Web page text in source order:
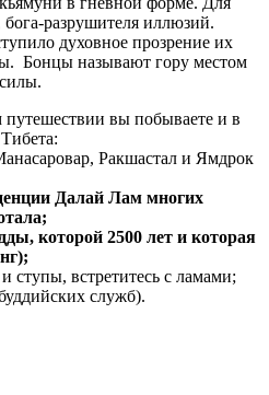
разрушителя иллюзий.
духовное прозрение их
Бонцы называют гору местом
вы побываете и в
Ракшастал и Ямдрок
Далай Лам многих
которой 2500 лет и которая
ступы, встретитесь с ламами;
служб).